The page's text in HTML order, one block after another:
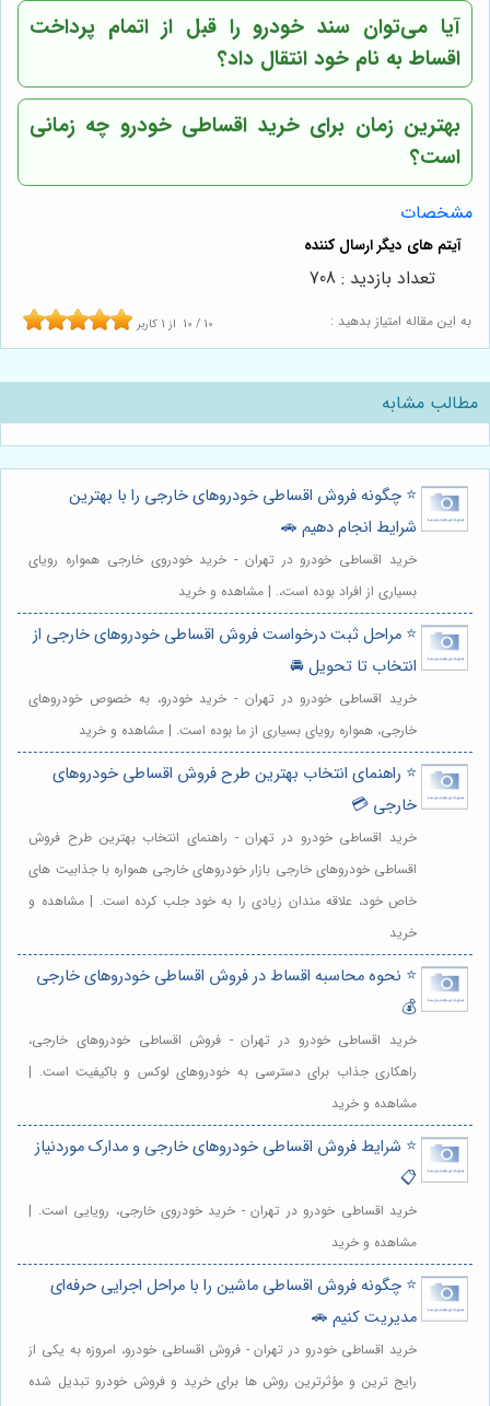
آیا می‌توان سند خودرو را قبل از اتمام پرداخت
اقساط به نام خود انتقال داد؟
بهترین زمان برای خرید اقساطی خودرو چه زمانی
است؟
مشخصات
به این مقاله امتیاز بدهید : 10 / 10 از 1 کاربر
تعداد بازدید : 708
مطالب مشابه
⭐️ چگونه فروش اقساطی خودروهای خارجی را با بهترین
شرایط انجام دهیم 🚗
خرید اقساطی خودرو در تهران - خرید خودروی خارجی همواره رویای
بسیاری از افراد بوده است،. | مشاهده و خرید
⭐️ مراحل ثبت درخواست فروش اقساطی خودروهای خارجی از
انتخاب تا تحویل 🚘
خرید اقساطی خودرو در تهران - خرید خودرو، به خصوص خودروهای
خارجی، همواره رویای بسیاری از ما بوده است. | مشاهده و خرید
⭐️ راهنمای انتخاب بهترین طرح فروش اقساطی خودروهای
خارجی 💳
خرید اقساطی خودرو در تهران - راهنمای انتخاب بهترین طرح فروش
اقساطی خودروهای خارجی بازار خودروهای خارجی همواره با جذابیت های
خاص خود، علاقه مندان زیادی را به خود جلب کرده است. | مشاهده و
خرید
⭐️ نحوه محاسبه اقساط در فروش اقساطی خودروهای خارجی
💰
خرید اقساطی خودرو در تهران - فروش اقساطی خودروهای خارجی،
راهکاری جذاب برای دسترسی به خودروهای لوکس و باکیفیت است. |
مشاهده و خرید
⭐️ شرایط فروش اقساطی خودروهای خارجی و مدارک موردنیاز
📋
خرید اقساطی خودرو در تهران - خرید خودروی خارجی، رویایی است. |
مشاهده و خرید
⭐️ چگونه فروش اقساطی ماشین را با مراحل اجرایی حرفه‌ای
مدیریت کنیم 🚗
خرید اقساطی خودرو در تهران - فروش اقساطی خودرو، امروزه به یکی از
رایج ترین و مؤثرترین روش ها برای خرید و فروش خودرو تبدیل شده